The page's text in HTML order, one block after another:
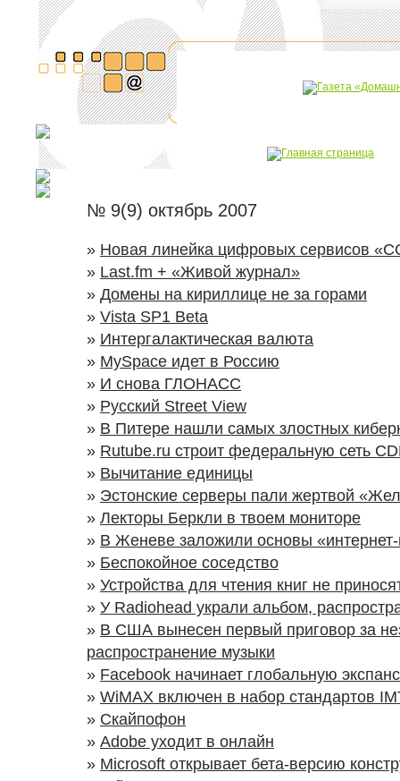
№ 9(9) октябрь 2007
» Новая линейка цифровых сервисов
» Last.fm + «Живой журнал»
» Домены на кириллице не за горами
» Vista SP1 Beta
» Интергалактическая валюта
» MySpace идет в Россию
» И снова ГЛОНАСС
» Русский Street View
» В Питере нашли самых злостных
» Rutube.ru строит федеральную сеть
» Вычитание единицы
» Эстонские серверы пали жертвой
» Лекторы Беркли в твоем мониторе
» В Женеве заложили основы «интернет-
» Беспокойное соседство
» Устройства для чтения книг не
» У Radiohead украли альбом,
» В США вынесен первый приговор за
распространение музыки
» Facebook начинает глобальную
» WiMAX включен в набор стандартов
» Скайпофон
» Adobe уходит в онлайн
» Microsoft открывает бета-версию